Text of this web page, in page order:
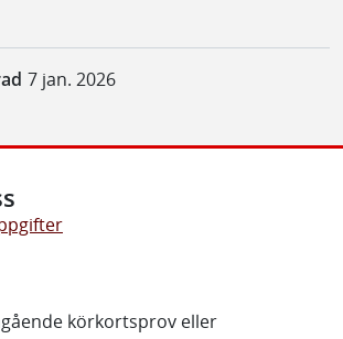
7 jan. 2026
körkortsprov eller